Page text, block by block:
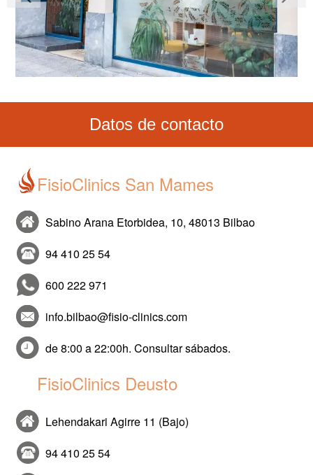
Datos de contacto
FisioClinics San Mames
Sabino Arana Etorbidea, 10, 48013 Bilbao
94 410 25 54
600 222 971
info.bilbao@fisio-clinics.com
de 8:00 a 22:00h. Consultar sábados.
FisioClinics Deusto
Lehendakari Agirre 11 (Bajo)
94 410 25 54